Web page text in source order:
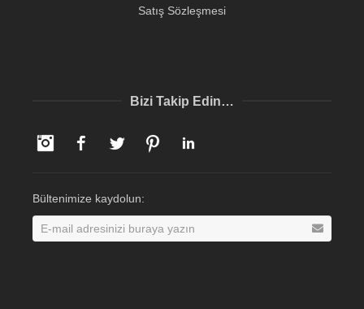
Satış Sözleşmesi
Bizi Takip Edin…
InstagramFacebookTwitter Pinterest
Bültenimize kaydolun: